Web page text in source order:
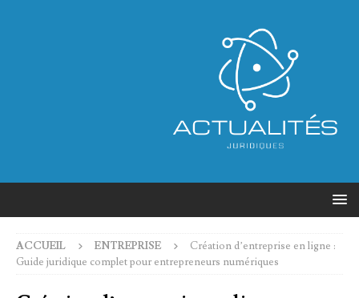
ACCUEIL ENTREPRISE
Création d’entreprise en ligne :
Guide juridique complet pour entrepreneurs numériques